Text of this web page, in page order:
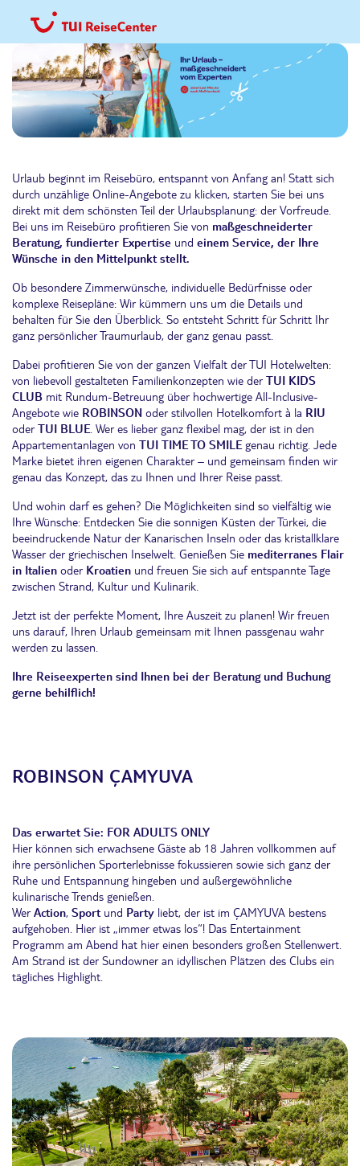
Urlaub beginnt im Reisebüro, entspannt von Anfang an! Statt sich
durch unzählige Online-Angebote zu klicken, starten Sie bei uns
direkt mit dem schönsten Teil der Urlaubsplanung: der Vorfreude.
Bei uns im Reisebüro profitieren Sie von maßgeschneiderter
Beratung, fundierter Expertise und einem Service, der Ihre
Wünsche in den Mittelpunkt stellt.
Ob besondere Zimmerwünsche, individuelle Bedürfnisse oder
komplexe Reisepläne: Wir kümmern uns um die Details und
behalten für Sie den Überblick. So entsteht Schritt für Schritt Ihr
ganz persönlicher Traumurlaub, der ganz genau passt.
Dabei profitieren Sie von der ganzen Vielfalt der TUI Hotelwelten:
von liebevoll gestalteten Familienkonzepten wie derTUI KIDS
CLUB mit Rundum-Betreuung über hochwertige All-Inclusive-
Angebote wie ROBINSON oder stilvollen Hotelkomfort à la RIU
oderTUI BLUE. Wer es lieber ganz flexibel mag, der ist in den
Appartementanlagen von TUI TIME TO SMILEgenau richtig. Jede
Marke bietet ihren eigenen Charakter – und gemeinsam finden wir
genau das Konzept, das zu Ihnen und Ihrer Reise passt.
Und wohin darf es gehen? Die Möglichkeiten sind so vielfältig wie
Ihre Wünsche: Entdecken Sie die sonnigen Küsten der Türkei, die
beeindruckende Natur der Kanarischen Inseln oder das kristallklare
Wasser der griechischen Inselwelt. Genießen Sie mediterranes Flair
in Italien oder Kroatien und freuen Sie sich auf entspannte Tage
zwischen Strand, Kultur und Kulinarik.
Jetzt ist der perfekte Moment, Ihre Auszeit zu planen! Wir freuen
uns darauf, Ihren Urlaub gemeinsam mit Ihnen passgenau wahr
werden zu lassen.
Ihre Reiseexperten sind Ihnen bei der Beratung und Buchung
gerne behilflich!
ROBINSON ÇAMYUVA
Das erwartet Sie: FOR ADULTS ONLY
Hier können sich erwachsene Gäste ab 18 Jahren vollkommen auf
ihre persönlichen Sporterlebnisse fokussieren sowie sich ganz der
Ruhe und Entspannung hingeben und außergewöhnliche
kulinarische Trends genießen.
WerAction, Sportund Party liebt, der ist im ÇAMYUVA bestens
aufgehoben. Hier ist „immer etwas los“! Das Entertainment
Programm am Abend hat hier einen besonders großen Stellenwert.
Am Strand ist der Sundowner an idyllischen Plätzen des Clubs ein
tägliches Highlight.